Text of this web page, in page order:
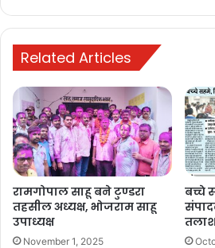
Related Articles
रामगोपाल साहू बने टुण्डरा
तहसील अध्यक्ष, भोजराम साहू
उपाध्यक्ष
November 1, 2025
बच्चे